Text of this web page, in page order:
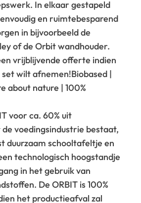
In elkaar gestapeld
en ruimtebesparend
in bijvoorbeeld de
of de Orbit wandhouder.
vrijblijvende offerte indien
wilt afnemen!Biobased |
about nature | 100%
voor ca. 60% uit
voedingsindustrie bestaat,
duurzaam schooltafeltje en
technologisch hoogstandje
in het gebruik van
De ORBIT is 100%
het productieafval zal